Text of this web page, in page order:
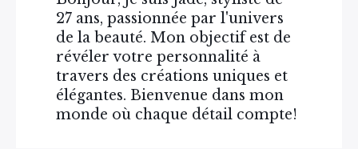
27 ans, passionnée par l'univers
de la beauté. Mon objectif est de
révéler votre personnalité à
travers des créations uniques et
élégantes. Bienvenue dans mon
monde où chaque détail compte!